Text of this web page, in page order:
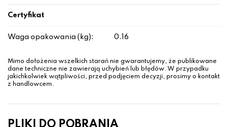
Certyfikat
Waga opakowania (kg): 0.16
Mimo dołożenia wszelkich starań nie gwarantujemy, że publikowane
dane techniczne nie zawierają uchybień lub błędów. W przypadku
jakichkolwiek wątpliwości, przed podjęciem decyzji, prosimy o kontakt
z handlowcem.
PLIKI DO POBRANIA